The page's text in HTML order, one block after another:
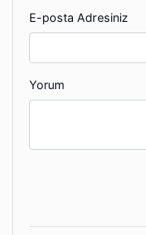
E-posta Adresiniz
Yorum